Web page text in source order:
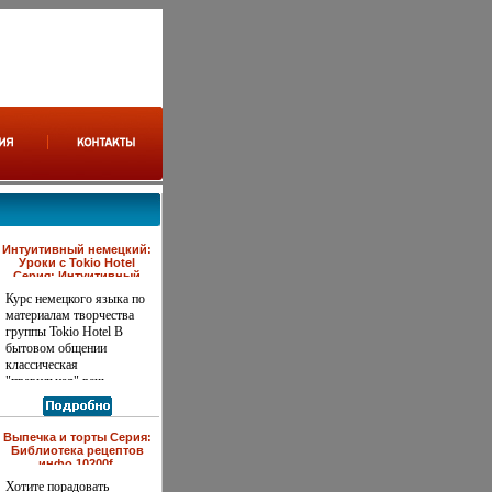
Интуитивный немецкий:
Уроки с Tokio Hotel
Серия: Интуитивный
Курс немецкого языка по
материалам творчества
группы Tokio Hotel В
бытовом общении
классическая
"правильная" речь
нередко разбавляется
сленгом, что для
повседневной жизни
вполне естественно
Однакоаснмф учебники
не учат понимать и
Выпечка и торты Серия:
Библиотека рецептов
инфо 10200f.
Хотите порадовать